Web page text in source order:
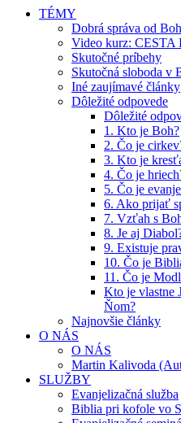
TÉMY
Dobrá správa od
Video kurz:
Skutočné príbehy
Skutočná sloboda v
Iné zaujímavé články
Dôležité odpovede
Dôležité
1. Kto je Boh?
2. Čo je
3. Kto je
4. Čo je
5. Čo je
6. Ako prijať
7. Vzťah s
8. Je aj
9. Existuje
10. Čo je
11. Čo je
Kto je vlastne
Ňom?
Najnovšie články
O NÁS
O NÁS
Martin Kalivoda
SLUŽBY
Evanjelizačná služba
Biblia pri kofole vo